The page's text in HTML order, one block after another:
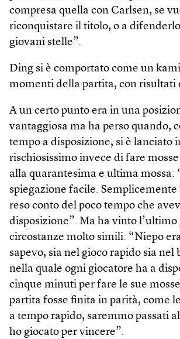
compresa quella con Carlsen, se
riconquistare il titolo, o a
giovani stelle”.
Ding si è comportato come un
momenti della partita, con risultati
A un certo punto era in una
vantaggiosa ma ha perso quando,
tempo a disposizione, si è lanciato
rischiosissimo invece di fare
alla quarantesima e ultima mossa:
spiegazione facile. Semplicemente
reso conto del poco tempo che
disposizione”. Ma ha vinto
circostanze molto simili: “Niepo
sapevo, sia nel gioco rapido sia
nella quale ogni giocatore ha a
cinque minuti per fare le sue
partita fosse finita in parità, come
a tempo rapido, saremmo passati
ho giocato per vincere”.